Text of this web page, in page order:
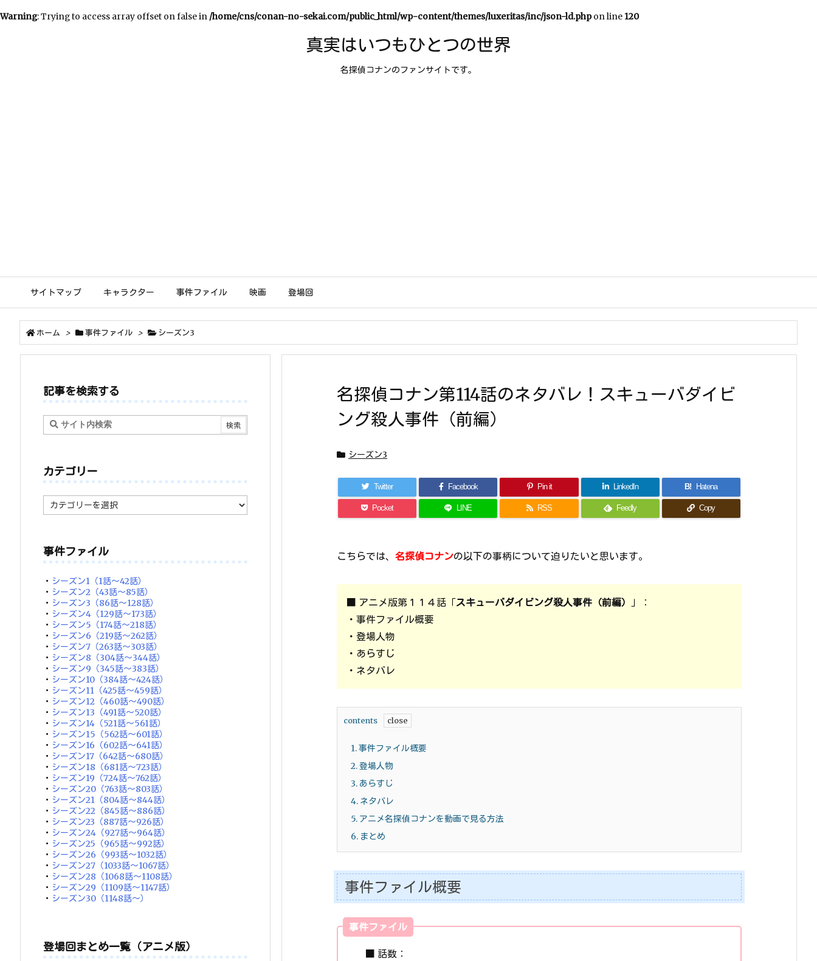
Warning: Trying to access array offset on false in /home/cns/conan-no-sekai.com/public_html/wp-content/themes/luxeritas/inc/json-ld.phpon line 120
真実はいつもひとつの世界
名探偵コナンのファンサイトです。
サイトマップ キャラクター 事件ファイル 映画 登場回
ホーム > 事件ファイル > シーズン3
名探偵コナン第114話のネタバレ！スキューバダイビ
ング殺人事件（前編）
シーズン3
Twitter Facebook Pin it LinkedIn B! Hatena
Pocket LINE RSS Feedly Copy
こちらでは、 名探偵コナンの以下の事柄について迫りたいと思います。
■ アニメ版第１１４話「スキューバダイビング殺人事件（前編）
」：
・事件ファイル概要
・登場人物
・あらすじ
・ネタバレ
contents
1.事件ファイル概要
2.登場人物
3. あらすじ
4. ネタバレ
5. アニメ名探偵コナンを動画で見る方法
6. まとめ
事件ファイル概要
事件ファイル
■ 話数：
記事を検索する
カテゴリー
カ
テ
ー
事件ファイル
・ シーズン1（1話～42話）
・ シーズン2（43話～85話）
・ シーズン3（86話～128話）
・ シーズン4（129話～173話）
・ シーズン5（174話～218話）
・ シーズン6（219話～262話）
・ シーズン7（263話～303話）
・ シーズン8（304話～344話）
・ シーズン9（345話～383話）
・ シーズン10（384話～424話）
・ シーズン11（425話～459話）
・ シーズン12（460話～490話）
・ シーズン13（491話～520話）
・ シーズン14（521話～561話）
・ シーズン15（562話～601話）
・ シーズン16（602話～641話）
・ シーズン17（642話～680話）
・ シーズン18（681話～723話）
・ シーズン19（724話～762話）
・ シーズン20（763話～803話）
・ シーズン21（804話～844話）
・ シーズン22（845話～886話）
・ シーズン23（887話～926話）
・ シーズン24（927話～964話）
・ シーズン25（965話～992話）
・ シーズン26（993話～1032話）
・ シーズン27（1033話～1067話）
・ シーズン28（1068話～1108話）
・ シーズン29（1109話～1147話）
・ シーズン30（1148話～）
登場回まとめ一覧（アニメ版）